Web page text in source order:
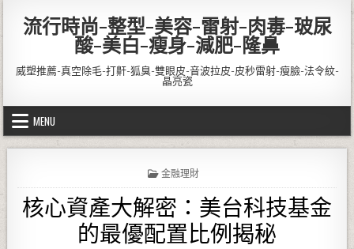
流行時尚-整型-美容-雷射-肉毒-玻尿
酸-美白-瘦身-減肥-隆鼻
威塑推薦-真空除毛-打鼾-狐臭-雙眼皮-音波拉皮-皮秒雷射-瘦臉-法令紋-
晶亮瓷
MENU
POSTED IN
金融理財
核心資產大解密：美台科技基金
的最優配置比例揭秘